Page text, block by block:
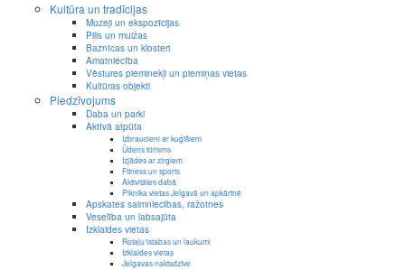
Kultūra un tradīcijas
Muzeji un ekspozīcijas
Pilis un muižas
Baznīcas un klosteri
Amatniecība
Vēstures pieminekļi un piemiņas vietas
Kultūras objekti
Piedzīvojums
Daba un parki
Aktīvā atpūta
Izbraucieni ar kuģīšiem
Ūdens tūrisms
Izjādes ar zirgiem
Fitness un sports
Aktivitātes dabā
Piknika vietas Jelgavā un apkārtnē
Apskates saimniecības, ražotnes
Veselība un labsajūta
Izklaides vietas
Rotaļu istabas un laukumi
Izklaides vietas
Jelgavas naktsdzīve